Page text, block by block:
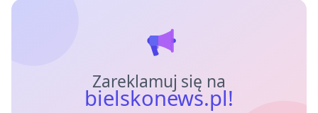
Zareklamuj się na
bielskonews.pl!